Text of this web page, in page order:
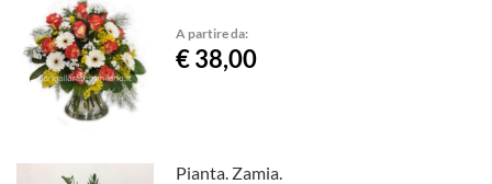
A partire da:
€ 38,00
Pianta. Zamia.